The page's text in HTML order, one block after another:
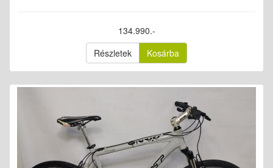
134.990.-
Részletek
Kosárba